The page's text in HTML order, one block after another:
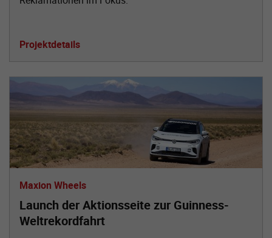
Projektdetails
Maxion Wheels
Launch der Aktionsseite zur Guinness-
Weltrekordfahrt